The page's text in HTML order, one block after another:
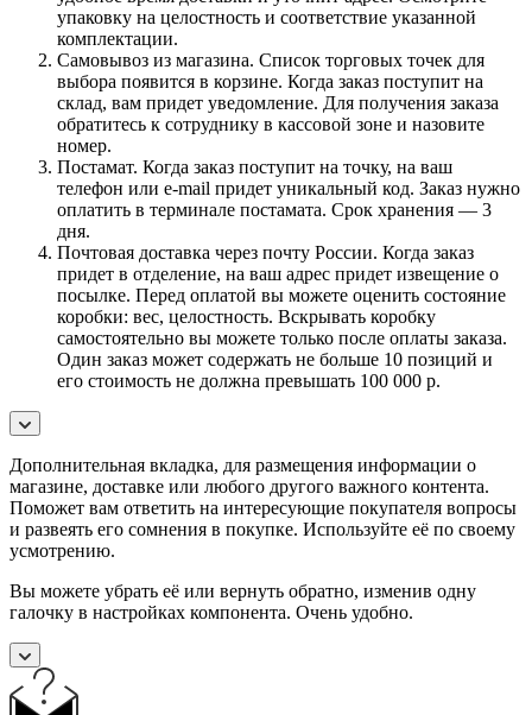
упаковку на целостность и соответствие указанной
комплектации.
Самовывоз из магазина. Список торговых точек для
выбора появится в корзине. Когда заказ поступит на
склад, вам придет уведомление. Для получения заказа
обратитесь к сотруднику в кассовой зоне и назовите
номер.
Постамат. Когда заказ поступит на точку, на ваш
телефон или e-mail придет уникальный код. Заказ нужно
оплатить в терминале постамата. Срок хранения — 3
дня.
Почтовая доставка через почту России. Когда заказ
придет в отделение, на ваш адрес придет извещение о
посылке. Перед оплатой вы можете оценить состояние
коробки: вес, целостность. Вскрывать коробку
самостоятельно вы можете только после оплаты заказа.
Один заказ может содержать не больше 10 позиций и
его стоимость не должна превышать 100 000 р.
Дополнительная вкладка, для размещения информации о
магазине, доставке или любого другого важного контента.
Поможет вам ответить на интересующие покупателя вопросы
и развеять его сомнения в покупке. Используйте её по своему
усмотрению.
Вы можете убрать её или вернуть обратно, изменив одну
галочку в настройках компонента. Очень удобно.